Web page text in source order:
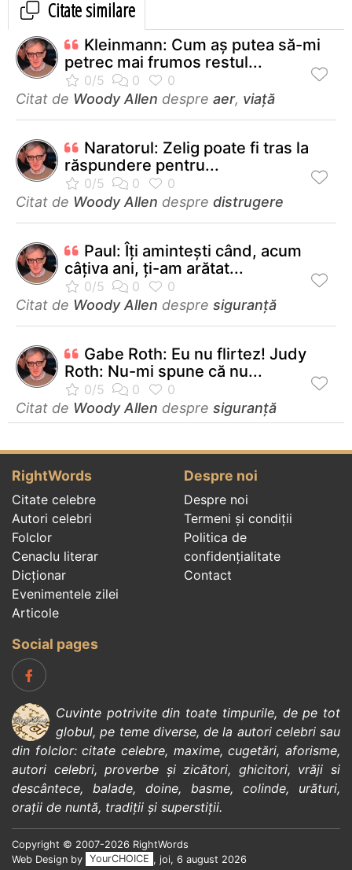
Citate similare
Kleinmann: Cum aş putea să-mi
petrec mai frumos restul...
Citat de Woody Allen despre aer, viață
Naratorul: Zelig poate fi tras la
răspundere pentru...
Citat de Woody Allen despre distrugere
Paul: Îţi aminteşti când, acum
câţiva ani, ţi-am arătat...
Citat de Woody Allen despre siguranță
Gabe Roth: Eu nu flirtez! Judy
Roth: Nu-mi spune că nu...
Citat de Woody Allen despre siguranță
RightWords
Citate celebre
Autori celebri
Folclor
Cenaclu literar
Dicționar
Evenimentele zilei
Articole
Despre noi
Despre noi
Termeni și condiții
Politica de
confidenţialitate
Contact
Social pages
Cuvinte potrivite din toate timpurile, de pe tot
globul, pe teme diverse, de la autori celebrisau
din folclor:citate celebre, maxime,cugetări,aforisme,
autori celebri,proverbe și zicători, ghicitori, vrăji si
descântece, balade, doine, basme, colinde, urături,
orații de nuntă, tradiții și superstiții.
Copyright © 2007-2026 RightWords
Web Design by
YourCHOICE , joi, 6 august 2026